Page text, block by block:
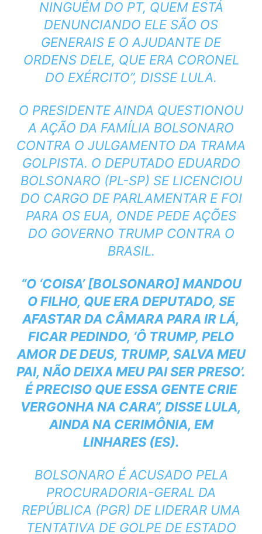
NINGUÉM DO PT, QUEM ESTÁ
DENUNCIANDO ELE SÃO OS
GENERAIS E O AJUDANTE DE
ORDENS DELE, QUE ERA CORONEL
DO EXÉRCITO”, DISSE LULA.
O PRESIDENTE AINDA QUESTIONOU
A AÇÃO DA FAMÍLIA BOLSONARO
CONTRA O JULGAMENTO DA TRAMA
GOLPISTA. O DEPUTADO EDUARDO
BOLSONARO (PL-SP) SE LICENCIOU
DO CARGO DE PARLAMENTAR E FOI
PARA OS EUA, ONDE PEDE AÇÕES
DO GOVERNO TRUMP CONTRA O
BRASIL.
“O ‘COISA’ [BOLSONARO] MANDOU
O FILHO, QUE ERA DEPUTADO, SE
AFASTAR DA CÂMARA PARA IR LÁ,
FICAR PEDINDO, ‘Ô TRUMP, PELO
AMOR DE DEUS, TRUMP, SALVA MEU
PAI, NÃO DEIXA MEU PAI SER PRESO’.
É PRECISO QUE ESSA GENTE CRIE
VERGONHA NA CARA”, DISSE LULA,
AINDA NA CERIMÔNIA, EM
LINHARES (ES).
BOLSONARO É ACUSADO PELA
PROCURADORIA-GERAL DA
REPÚBLICA (PGR) DE LIDERAR UMA
TENTATIVA DE GOLPE DE ESTADO